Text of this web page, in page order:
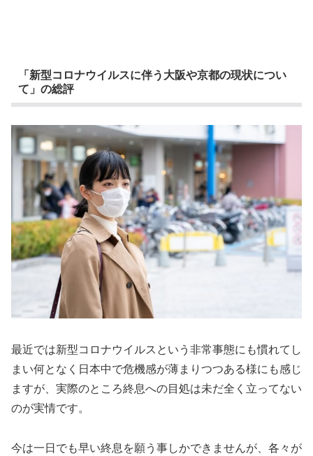
「新型コロナウイルスに伴う大阪や京都の現状につい
て」の総評
最近では新型コロナウイルスという非常事態にも慣れてし
まい何となく日本中で危機感が薄まりつつある様にも感じ
ますが、実際のところ終息への目処は未だ全く立ってない
のが実情です。
今は一日でも早い終息を願う事しかできませんが、各々が